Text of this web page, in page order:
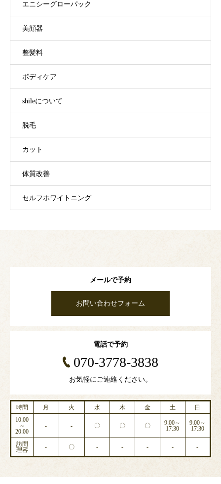
エニシーグローパック
美顔器
整髪料
ボディケア
shileについて
脱毛
カット
体質改善
セルフホワイトニング
メールで予約
お問い合わせフォーム
電話で予約
070-3778-3838
お気軽にご連絡ください。
時間 月 火 水 木 金 土
日
10:00
～
20:00
- - 〇 〇 〇
9:00～
17:30
9:00～
17:30
訪問
理容
- 〇 - - - - -